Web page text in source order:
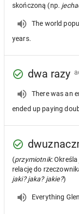
skończoną (np.
The world
years.
dwa razy
There was an
ended up paying
(przymiotnik:
relację do
jaki? jaka? jakie?)
Everything